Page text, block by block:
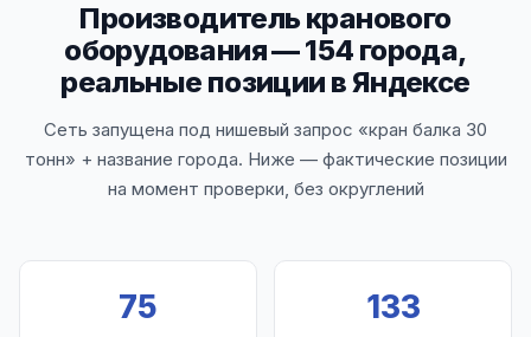
Производитель кранового
оборудования — 154 города,
реальные позиции в Яндексе
Сеть запущена под нишевый запрос «кран балка 30
тонн» + название города. Ниже — фактические позиции
на момент проверки, без округлений
75 133